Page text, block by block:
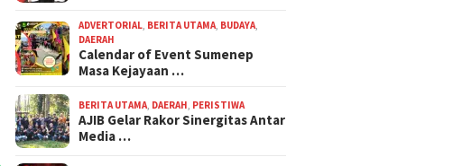
ADVERTORIAL BERITA UTAMA BUDAYA
DAERAH
Calendar of Event Sumenep
Masa Kejayaan …
BERITA UTAMA DAERAH PERISTIWA
AJIB Gelar Rakor Sinergitas Antar
Media …